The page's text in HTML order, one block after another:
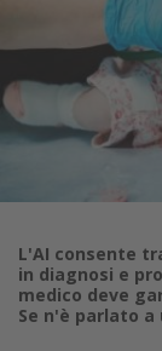
L'AI consente
in diagnosi e
medico deve
Se n'è parlato a